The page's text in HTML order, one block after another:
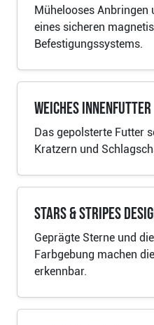
Mühelooses Anbringen
eines sicheren
Befestigungssystems.
Weiches Innenfutter
Das gepolsterte Futter
Kratzern und
Stars & Stripes
Geprägte Sterne und
Farbgebung machen
erkennbar.